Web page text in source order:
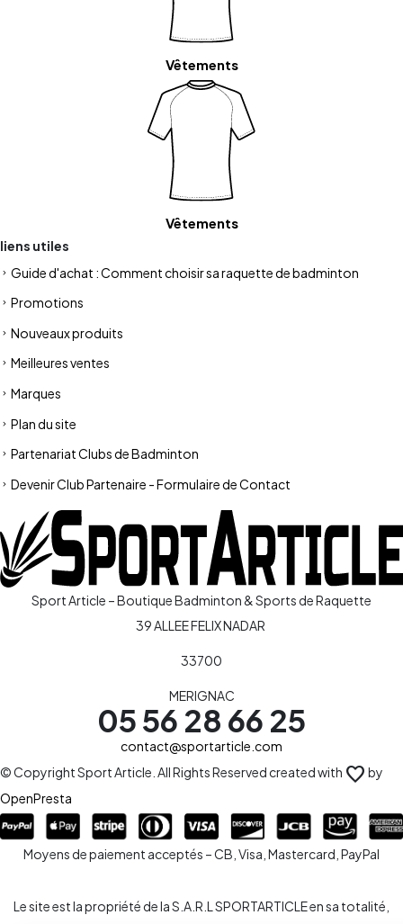
Vêtements
Vêtements
liens utiles
Guide d'achat : Comment choisir sa raquette de badminton
Promotions
Nouveaux produits
Meilleures ventes
Marques
Plan du site
Partenariat Clubs de Badminton
Devenir Club Partenaire - Formulaire de Contact
Sport Article – Boutique Badminton & Sports de Raquette
39 ALLEE FELIX NADAR
33700
MERIGNAC
05 56 28 66 25
contact@sportarticle.com
© Copyright Sport Article. All Rights Reserved created with favorite by
OpenPresta
Moyens de paiement acceptés – CB, Visa, Mastercard, PayPal
Le site est la propriété de la S.A.R.L SPORTARTICLE en sa totalité,